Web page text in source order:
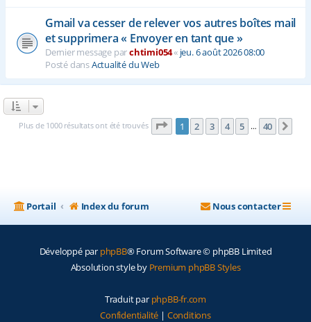
Gmail va cesser de relever vos autres boîtes mail
et supprimera « Envoyer en tant que »
Dernier message parchtimi054« jeu. 6 août 2026 08:00
Posté dansActualité du Web
Plus de 1000 résultats ont été trouvés Page 1sur40
1 2 3 4 5 … 40
Portail Index du forum Nous contacter
Développé par phpBB® Forum Software © phpBB Limited
Absolution style by Premium phpBB Styles
Traduit par phpBB-fr.com
Confidentialité | Conditions